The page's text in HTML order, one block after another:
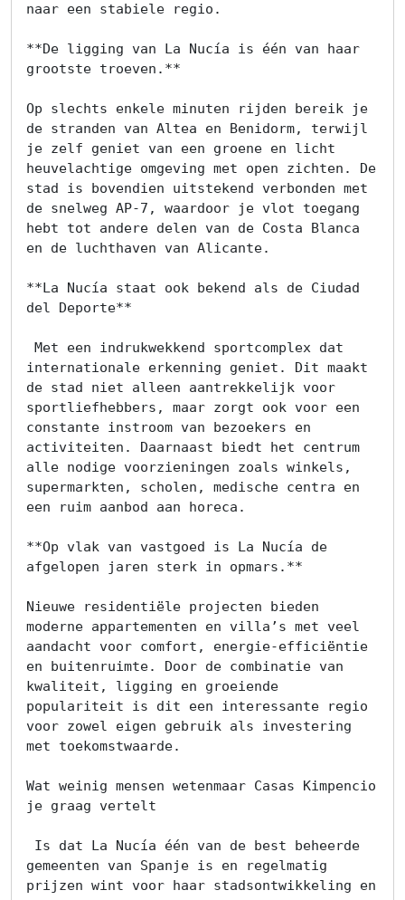
naar een stabiele regio.
**De ligging van La Nucía is één van haar
grootste troeven.**
Op slechts enkele minuten rijden bereik je
de stranden van Altea en Benidorm, terwijl
je zelf geniet van een groene en licht
heuvelachtige omgeving met open zichten. De
stad is bovendien uitstekend verbonden met
de snelweg AP-7, waardoor je vlot toegang
hebt tot andere delen van de Costa Blanca
en de luchthaven van Alicante.
**La Nucía staat ook bekend als de Ciudad
del Deporte**
internationale erkenning geniet. Dit maakt
de stad niet alleen aantrekkelijk voor
sportliefhebbers, maar zorgt ook voor een
constante instroom van bezoekers en
activiteiten. Daarnaast biedt het centrum
alle nodige voorzieningen zoals winkels,
supermarkten, scholen, medische centra en
een ruim aanbod aan horeca.
**Op vlak van vastgoed is La Nucía de
afgelopen jaren sterk in opmars.**
Nieuwe residentiële projecten bieden
moderne appartementen en villa’s met veel
aandacht voor comfort, energie-efficiëntie
en buitenruimte. Door de combinatie van
kwaliteit, ligging en groeiende
populariteit is dit een interessante regio
voor zowel eigen gebruik als investering
met toekomstwaarde.
Wat weinig mensen wetenmaar Casas Kimpencio
je graag vertelt
gemeenten van Spanje is en regelmatig
prijzen wint voor haar stadsontwikkeling en